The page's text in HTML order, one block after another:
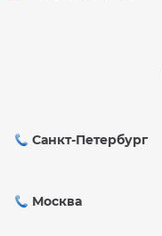
Санкт-Петербург
Москва